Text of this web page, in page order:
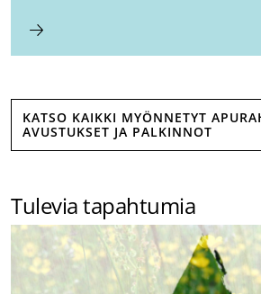
KATSO KAIKKI MYÖNNETYT
AVUSTUKSET JA PALKINNOT
Tulevia tapahtumia